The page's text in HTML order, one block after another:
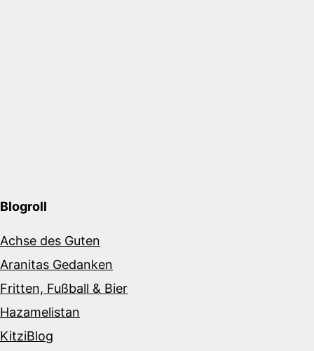
Blogroll
Achse des Guten
Aranitas Gedanken
Fritten, Fußball & Bier
Hazamelistan
KitziBlog